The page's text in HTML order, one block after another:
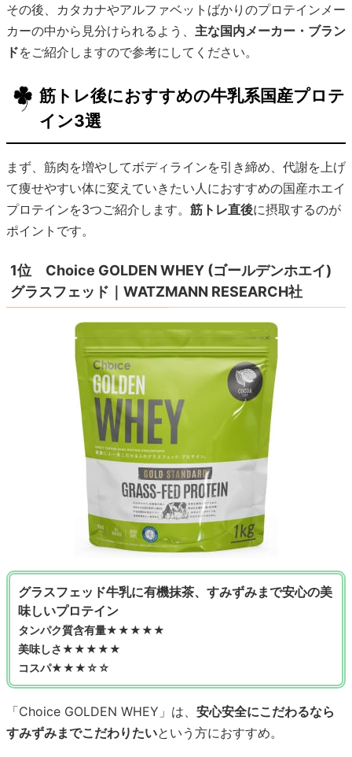
その後、カタカナやアルファベットばかりのプロテインメー
カーの中から見分けられるよう、 主な国内メーカー・ブラン
ドをご紹介しますので参考にしてください。
筋トレ後におすすめの牛乳系国産プロテ
イン3選
まず、筋肉を増やしてボディラインを引き締め、代謝を上げ
て痩せやすい体に変えていきたい人におすすめの国産ホエイ
プロテインを3つご紹介します。 筋トレ直後に摂取するのが
ポイントです。
1位 Choice GOLDEN WHEY (ゴールデンホエイ)
グラスフェッド｜WATZMANN RESEARCH社
グラスフェッド牛乳に有機抹茶、すみずみまで安心の美
味しいプロテイン
タンパク質含有量★★★★★
美味しさ★★★★★
コスパ★★★☆☆
「Choice GOLDEN WHEY」は、 安心安全にこだわるなら
すみずみまでこだわりたいという方におすすめ。